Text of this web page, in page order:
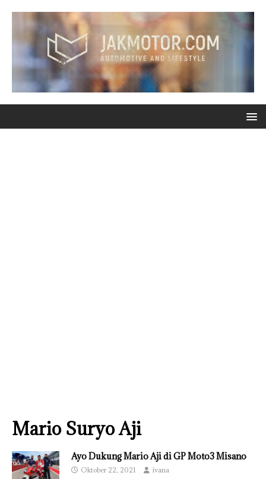
Mario Suryo Aji
Ayo Dukung Mario Aji di GP Moto3 Misano
Oktober 22, 2021 ivana